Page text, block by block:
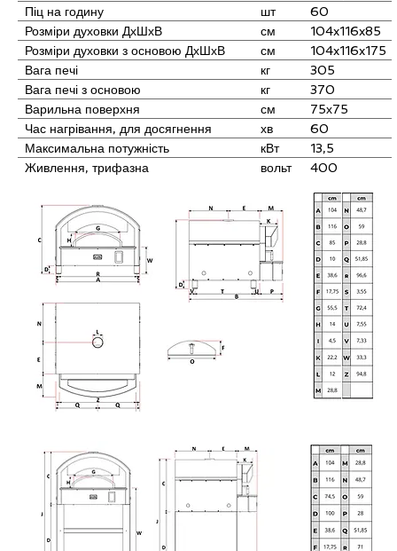
Піц на годину
шт
60
Розміри духовки ДхШхВ
см
104x116x85
Розміри духовки з основою ДхШхВ
см
104x116x175
Вага печі
кг
305
Вага печі з основою
кг
370
Варильна поверхня
см
75х75
Час нагрівання, для досягнення
500°C
хв
60
Максимальна потужність
кВт
13,5
Живлення, трифазна
вольт 400